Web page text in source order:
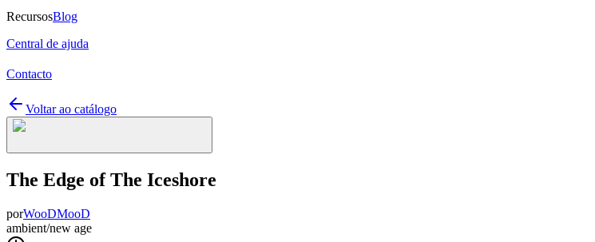
RecursosBlog
Central de ajuda
Contacto
Voltar ao catálogo
The Edge of The Iceshore
porWooDMooD
ambient/new age